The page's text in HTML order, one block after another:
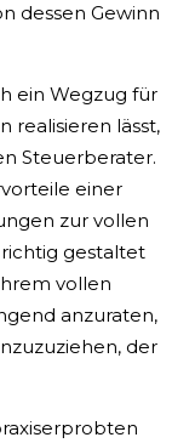
dessen Gewinn
ein Wegzug für
realisieren lässt,
Steuerberater.
einer
zur vollen
richtig gestaltet
vollen
anzuraten,
der